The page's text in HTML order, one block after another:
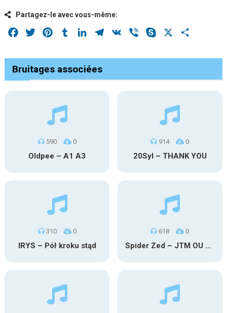
Partagez-le avec vous-même:
Facebook
Twitter PinterestTumblrLinkedInTelegram
VK Viber Skype
Bruitages associées
590 0
Oldpee – A1 A3
914 0
20Syl – THANK YOU
310 0
IRYS – Pół kroku stąd
618 0
Spider Zed – JTM OU TG